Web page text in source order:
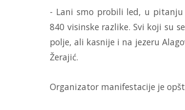
- Lani smo probili led, u
840 visinske razlike. Svi koji su
polje, ali kasnije i na jezeru
Žerajić.
Organizator manifestacije je